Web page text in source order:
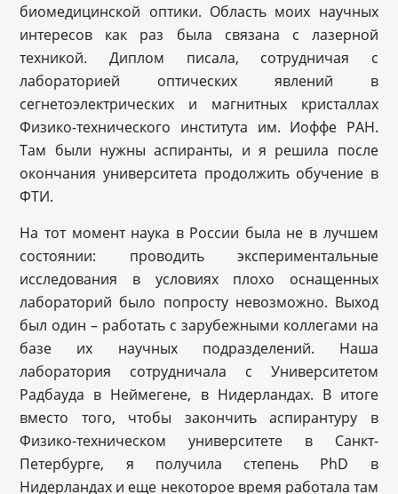
биомедицинской оптики. Область моих научных
интересов как раз была связана с лазерной
техникой. Диплом писала, сотрудничая с
лабораторией оптических явлений в
сегнетоэлектрических и магнитных кристаллах
Физико-технического института им. Иоффе РАН.
Там были нужны аспиранты, и я решила после
окончания университета продолжить обучение в
ФТИ.
На тот момент наука в России была не в лучшем
состоянии: проводить экспериментальные
исследования в условиях плохо оснащенных
лабораторий было попросту невозможно. Выход
был один – работать с зарубежными коллегами на
базе их научных подразделений. Наша
лаборатория сотрудничала с Университетом
Радбауда в Неймегене, в Нидерландах. В итоге
вместо того, чтобы закончить аспирантуру в
Физико-техническом университете в Санкт-
Петербурге, я получила степень PhD в
Нидерландах и еще некоторое время работала там